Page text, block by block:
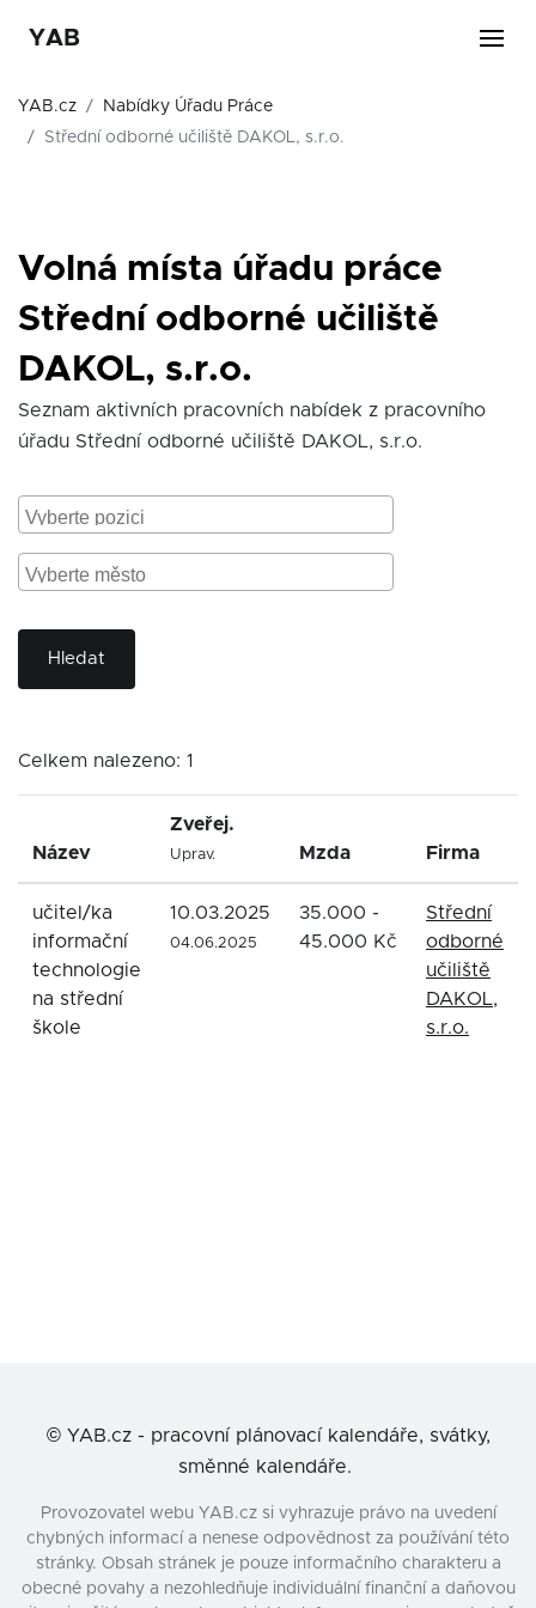
YAB
YAB.cz
Nabídky Úřadu Práce
Střední odborné učiliště DAKOL, s.r.o.
Volná místa úřadu práce
Střední odborné učiliště
DAKOL, s.r.o.
Seznam aktivních pracovních nabídek z pracovního
úřadu Střední odborné učiliště DAKOL, s.r.o.
Hledat
Celkem nalezeno: 1
Název
Zveřej.
Uprav. Mzda Firma
učitel/ka
informační
technologie
na střední
škole
10.03.2025
04.06.2025
35.000 -
45.000 Kč
Střední
odborné
učiliště
DAKOL,
s.r.o.
© YAB.cz - pracovní plánovací kalendáře, svátky,
směnné kalendáře.
Provozovatel webu YAB.cz si vyhrazuje právo na uvedení
chybných informací a nenese odpovědnost za používání této
stránky. Obsah stránek je pouze informačního charakteru a
obecné povahy a nezohledňuje individuální finanční a daňovou